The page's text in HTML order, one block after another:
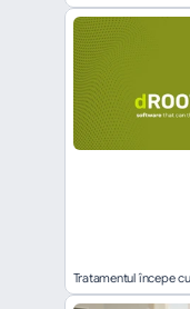
Tratamentul începe